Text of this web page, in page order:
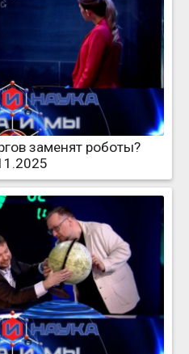
заменят роботы?